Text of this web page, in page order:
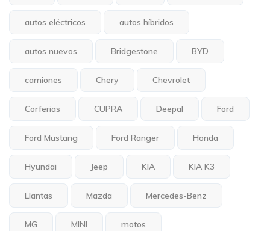
autos eléctricos autos híbridos
autos nuevos Bridgestone BYD
camiones Chery Chevrolet
Corferias CUPRA Deepal Ford
Ford Mustang Ford Ranger Honda
Hyundai Jeep KIA KIA K3
Llantas Mazda Mercedes-Benz
MG MINI motos